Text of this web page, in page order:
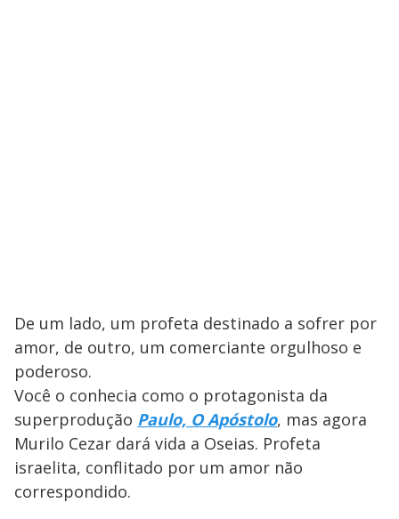
De um lado, um profeta destinado a sofrer por
amor, de outro, um comerciante orgulhoso e
poderoso.
Você o conhecia como o protagonista da
superprodução Paulo, O Apóstolo, mas agora
Murilo Cezar dará vida a Oseias. Profeta
israelita, conflitado por um amor não
correspondido.